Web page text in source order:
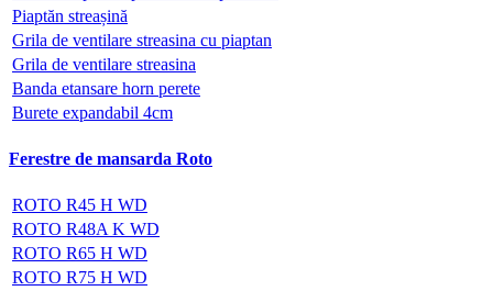
Piaptăn streașină
Grila de ventilare streasina cu piaptan
Grila de ventilare streasina
Banda etansare horn perete
Burete expandabil 4cm
Ferestre de mansarda Roto
ROTO R45 H WD
ROTO R48A K WD
ROTO R65 H WD
ROTO R75 H WD